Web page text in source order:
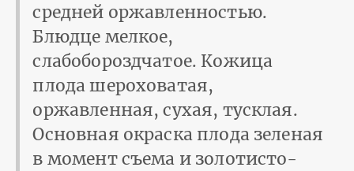
средней оржавленностью.
Блюдце мелкое,
слабобороздчатое. Кожица
плода шероховатая,
оржавленная, сухая, тусклая.
Основная окраска плода зеленая
в момент съема и золотисто-